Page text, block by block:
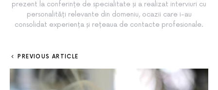
prezent la conferințe de specialitate și a realizat interviuri cu
personalități relevante din domeniu, ocazii care i-au
consolidat experiența și rețeaua de contacte profesionale.
PREVIOUS ARTICLE